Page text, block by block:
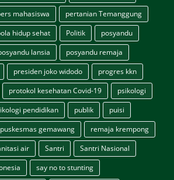
mahasiswa
pertanian Temanggung
hidup sehat Politik
posyandu
lansia
posyandu remaja
presiden joko widodo
progres kkn
protokol kesehatan Covid-19
psikologi
pendidikan publik
puisi
puskesmas gemawang
remaja krempong
air Santri
Santri Nasional
say no to stunting